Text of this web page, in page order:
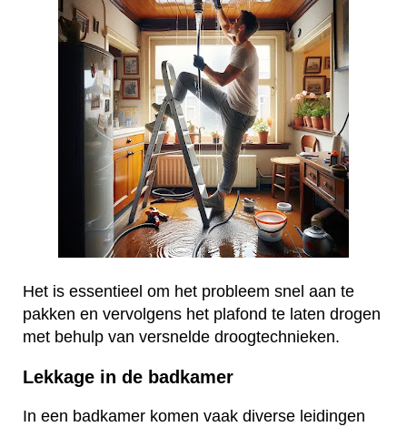
Het is essentieel om het probleem snel aan te
pakken en vervolgens het plafond te laten drogen
met behulp van versnelde droogtechnieken.
Lekkage in de badkamer
In een badkamer komen vaak diverse leidingen